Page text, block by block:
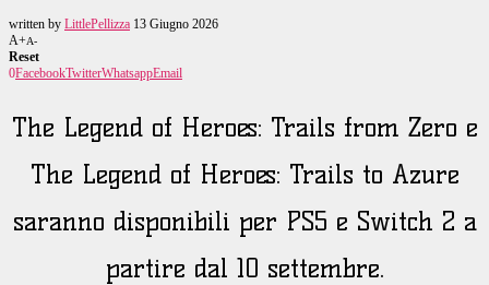
written by LittlePellizza 13 Giugno 2026
A+A-
Reset
0FacebookTwitterWhatsappEmail
The Legend of Heroes: Trails from Zero e
The Legend of Heroes: Trails to Azure
saranno disponibili per PS5 e Switch 2 a
partire dal 10 settembre.